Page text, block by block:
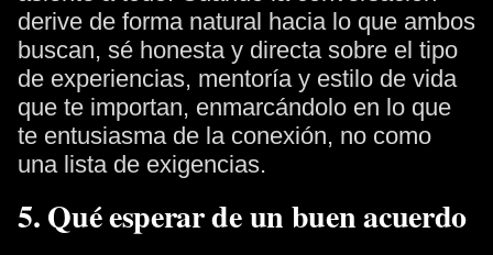
derive de forma natural hacia lo que ambos
buscan, sé honesta y directa sobre el tipo
de experiencias, mentoría y estilo de vida
que te importan, enmarcándolo en lo que
te entusiasma de la conexión, no como
una lista de exigencias.
5. Qué esperar de un buen acuerdo